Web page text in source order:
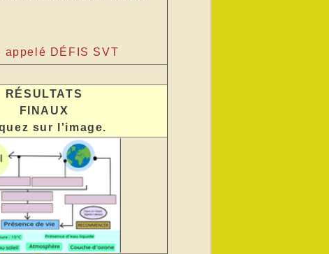
DÉFIS SVT
RÉSULTATS
FINAUX
sur l'image.